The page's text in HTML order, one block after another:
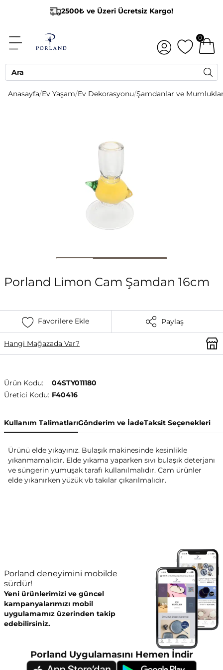
2500₺ ve Üzeri Ücretsiz Kargo!
0
Anasayfa/Ev Yaşam/Ev Dekorasyonu/Şamdanlar ve
Porland Limon Cam Şamdan 16cm
Favorilere Ekle Paylaş
Hangi Mağazada Var?
Ürün Kodu:
04STY011180
Üretici Kodu: F40416
Kullanım TalimatlarıGönderim ve İadeTaksit Seçenekleri
Ürünü elde yıkayınız. Bulaşık makinesinde kesinlikle
yıkanmamalıdır. Elde yıkama yaparken sıvı bulaşık deterjanı
ve süngerin yumuşak tarafı kullanılmalıdır. Cam ürünler
elde yıkanırken yüzük vb takılar çıkarılmalıdır.
Porland deneyimini mobilde
sürdür!
Yeni ürünlerimizi ve güncel
kampanyalarımızı mobil
uygulamamız üzerinden takip
edebilirsiniz.
Porland Uygulamasını Hemen İndir